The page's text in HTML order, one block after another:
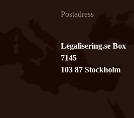
Postadress
Legalisering.se Box
7145
103 87 Stockholm